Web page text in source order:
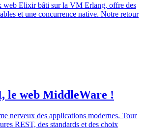
web Elixir bâti sur la VM Erlang, offre des
et une concurrence native. Notre retour
le web MiddleWare !
nerveux des applications modernes. Tour
REST, des standards et des choix